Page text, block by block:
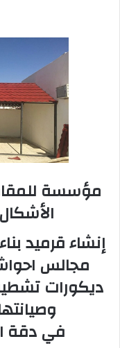
مؤسسة
إنشاء قرميد
مجالس
ديكورات
في دقة